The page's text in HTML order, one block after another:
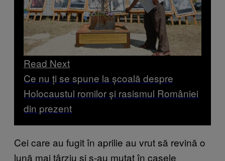
Read Next
Ce nu ți se spune la școală despre
Holocaustul romilor și rasismul României
din prezent
Cei care au fugit în aprilie au vrut să revină o
lună mai târziu și s-au mutat în casele